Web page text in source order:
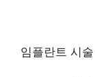
임플란트 시